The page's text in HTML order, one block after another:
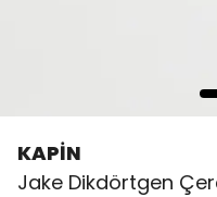
KAPİN
Jake Dikdörtgen